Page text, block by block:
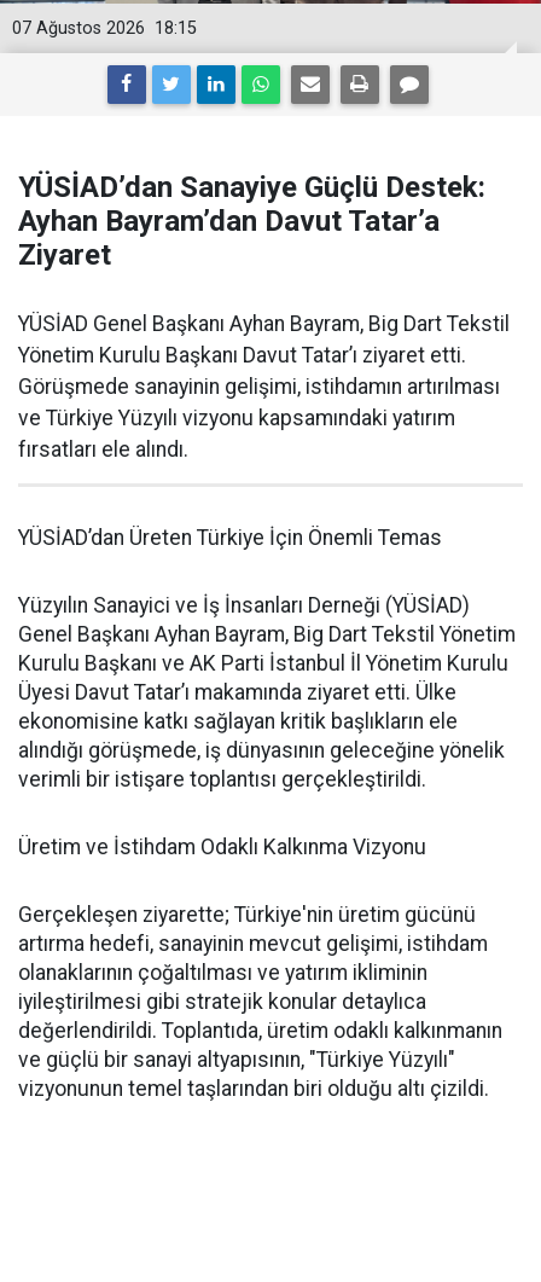
18:15
07 Ağustos 2026
YÜSİAD’dan Sanayiye Güçlü Destek:
Ayhan Bayram’dan Davut Tatar’a
Ziyaret
YÜSİAD Genel Başkanı Ayhan Bayram, Big Dart Tekstil
Yönetim Kurulu Başkanı Davut Tatar’ı ziyaret etti.
Görüşmede sanayinin gelişimi, istihdamın artırılması
ve Türkiye Yüzyılı vizyonu kapsamındaki yatırım
fırsatları ele alındı.
YÜSİAD’dan Üreten Türkiye İçin Önemli Temas
Yüzyılın Sanayici ve İş İnsanları Derneği (YÜSİAD)
Genel Başkanı Ayhan Bayram, Big Dart Tekstil Yönetim
Kurulu Başkanı ve AK Parti İstanbul İl Yönetim Kurulu
Üyesi Davut Tatar’ı makamında ziyaret etti. Ülke
ekonomisine katkı sağlayan kritik başlıkların ele
alındığı görüşmede, iş dünyasının geleceğine yönelik
verimli bir istişare toplantısı gerçekleştirildi.
Üretim ve İstihdam Odaklı Kalkınma Vizyonu
Gerçekleşen ziyarette; Türkiye'nin üretim gücünü
artırma hedefi, sanayinin mevcut gelişimi, istihdam
olanaklarının çoğaltılması ve yatırım ikliminin
iyileştirilmesi gibi stratejik konular detaylıca
değerlendirildi. Toplantıda, üretim odaklı kalkınmanın
ve güçlü bir sanayi altyapısının, "Türkiye Yüzyılı"
vizyonunun temel taşlarından biri olduğu altı çizildi.